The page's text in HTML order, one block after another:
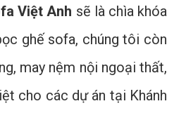
Việt Anh sẽ là chìa khóa
ghế sofa, chúng tôi còn
may nệm nội ngoại thất,
cho các dự án tại Khánh